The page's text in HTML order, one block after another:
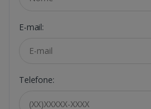
E-mail:
Telefone: